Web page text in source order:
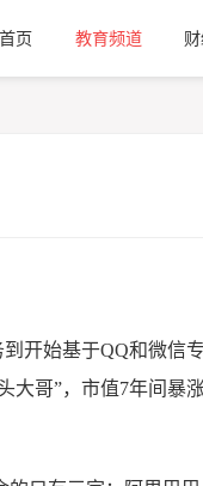
首页 教育频道
开始基于QQ和微信
大哥”，市值7年间暴